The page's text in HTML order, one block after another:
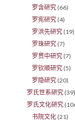
罗含研究 (66)
罗宪研究 (4)
罗洪先研究 (19)
罗珠研究 (7)
罗贯中研究 (7)
罗钦顺研究 (5)
罗隐研究 (20)
罗氏世系研究 (39)
罗氏文化研究
书院文化 (21)